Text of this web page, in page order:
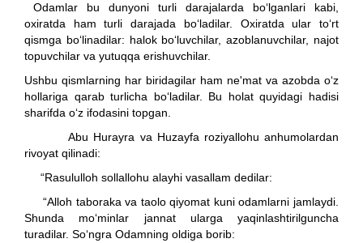
Odamlar bu dunyoni turli darajalarda bo‘lganlari kabi,
oxiratda ham turli darajada bo‘ladilar. Oxiratda ular to‘rt
qismga bo‘linadilar: halok bo‘luvchilar, azoblanuvchilar, najot
topuvchilar va yutuqqa erishuvchilar.
Ushbu qismlarning har biridagilar ham ne'mat va azobda o‘z
hollariga qarab turlicha bo‘ladilar. Bu holat quyidagi hadisi
sharifda o‘z ifodasini topgan.
Abu Hurayra va Huzayfa roziyallohu anhumolardan
rivoyat qilinadi:
“Rasululloh sollallohu alayhi vasallam dedilar:
“Alloh taboraka va taolo qiyomat kuni odamlarni jamlaydi.
Shunda mo‘minlar jannat ularga yaqinlashtirilguncha
turadilar. So‘ngra Odamning oldiga borib: